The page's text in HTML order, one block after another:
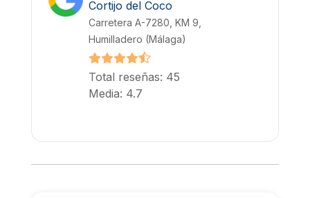
Cortijo del Coco
Carretera A-7280, KM 9,
Humilladero (Málaga)
Total reseñas: 45
Media: 4.7